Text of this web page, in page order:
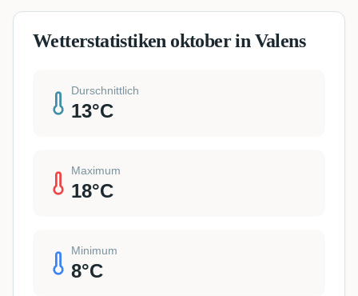
Wetterstatistiken oktober in Valens
Durschnittlich
13°C
Maximum
18°C
Minimum
8°C